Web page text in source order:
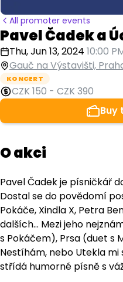
All promoter events
Pavel Čadek a
Thu, Jun 13, 2024 10:00
Gauč na Výstavišti,
KONCERT
CZK 150 - CZK 390
Buy
O akci
Pavel Čadek je písničkář
Dostal se do povědomí
Pokáče, Xindla X, Petra
dalších... Mezi jeho
s Pokáčem), Prsa (duet s
Nestíhám, nebo Utekla
střídá humorné písně s